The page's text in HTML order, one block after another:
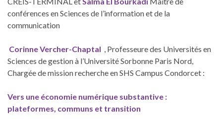
conférences en Sciences de l’information et de la
communication
Corinne Vercher-Chaptal , Professeure des Universités en
Sciences de gestion à l’Université Sorbonne Paris Nord,
Chargée de mission recherche en SHS Campus Condorcet :
Vers une économie numérique substantive :
plateformes, communs et transition